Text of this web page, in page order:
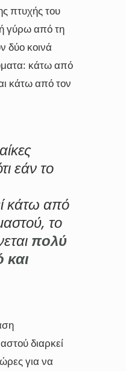
πτυχής του
γύρω από τη
δύο κοινά
κάτω από
κάτω από τον
εάν το
κάτω από
το
πολύ
και
διαρκεί
για να